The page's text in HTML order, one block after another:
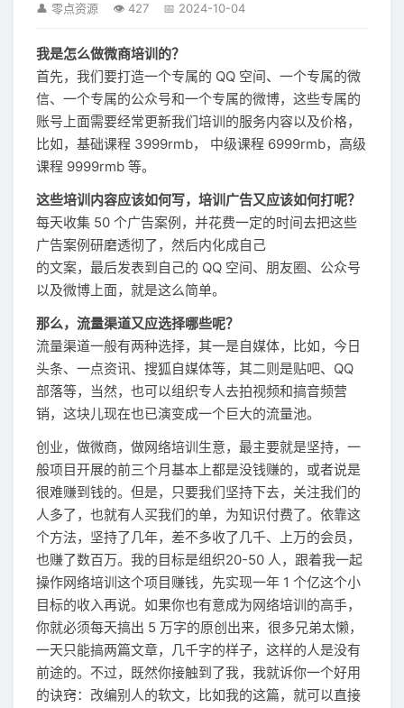
👤 零点资源 👁 427 📅 2024-10-04
我是怎么做微商培训的？
首先，我们要打造一个专属的 QQ 空间、一个专属的微
信、一个专属的公众号和一个专属的微博，这些专属的
账号上面需要经常更新我们培训的服务内容以及价格，
比如，基础课程 3999rmb， 中级课程 6999rmb，高级
课程 9999rmb 等。
这些培训内容应该如何写，培训广告又应该如何打呢？
每天收集 50 个广告案例，并花费一定的时间去把这些
广告案例研磨透彻了，然后内化成自己
的文案，最后发表到自己的 QQ 空间、朋友圈、公众号
以及微博上面，就是这么简单。
那么，流量渠道又应选择哪些呢？
流量渠道一般有两种选择，其一是自媒体，比如，今日
头条、一点资讯、搜狐自媒体等，其二则是贴吧、QQ
部落等，当然，也可以组织专人去拍视频和搞音频营
销，这块儿现在也已演变成一个巨大的流量池。
创业，做微商，做网络培训生意，最主要就是坚持，一
般项目开展的前三个月基本上都是没钱赚的，或者说是
很难赚到钱的。但是，只要我们坚持下去，关注我们的
人多了，也就有人买我们的单，为知识付费了。依靠这
个方法，坚持了几年，差不多收了几千、上万的会员，
也赚了数百万。我的目标是组织20-50 人，跟着我一起
操作网络培训这个项目赚钱，先实现一年 1 个亿这个小
目标的收入再说。如果你也有意成为网络培训的高手，
你就必须每天搞出 5 万字的原创出来，很多兄弟太懒，
一天只能搞两篇文章，几千字的样子，这样的人是没有
前途的。不过，既然你接触到了我，我就诉你一个好用
的诀窍：改编别人的软文，比如我的这篇，就可以直接